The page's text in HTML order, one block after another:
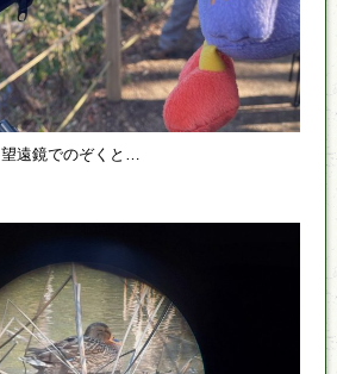
望遠鏡でのぞくと…